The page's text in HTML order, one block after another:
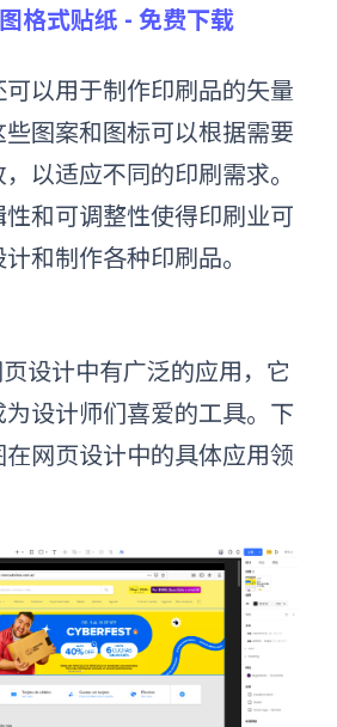
格式贴纸 - 免费下载
以用于制作印刷品的矢量
图案和图标可以根据需要
以适应不同的印刷需求。
和可调整性使得印刷业可
和制作各种印刷品。
设计中有广泛的应用，它
设计师们喜爱的工具。下
网页设计中的具体应用领